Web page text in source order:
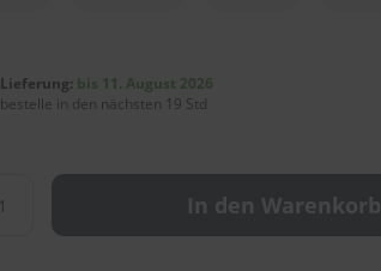
Lieferung: bis 11. August 2026
bestelle in den nächsten 19 Std
In den Warenkorb